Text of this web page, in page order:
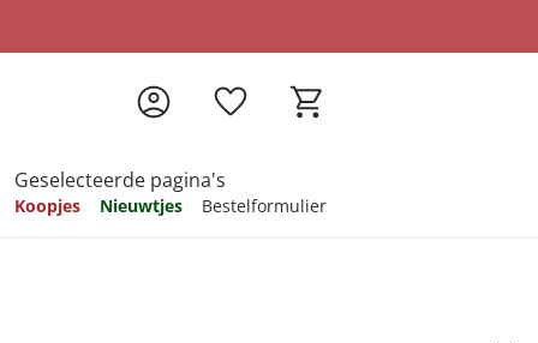
Geselecteerde pagina's
Koopjes Nieuwtjes Bestelformulier